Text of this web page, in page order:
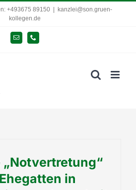
+493675 89150
kanzlei@son.gruen-
kollegen.de
E-
Mail
Telefon
„Notvertretung“
in